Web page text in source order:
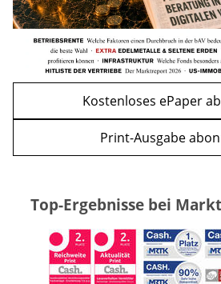
Kostenloses ePaper
Print-Ausgabe
Top-Ergebnisse bei